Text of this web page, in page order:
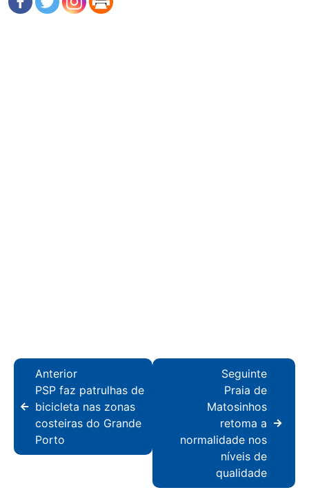
Anterior
PSP faz patrulhas de
bicicleta nas zonas
costeiras do Grande
Porto
Seguinte
Praia de
Matosinhos
retoma a
normalidade nos
níveis de
qualidade